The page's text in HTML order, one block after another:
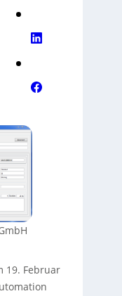
19. Februar